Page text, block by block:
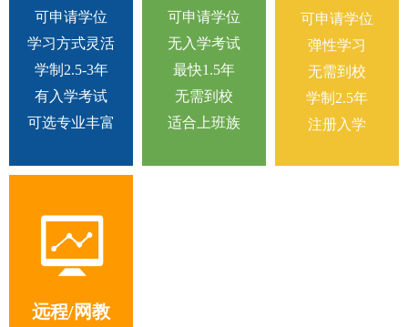
可申请学位
学习方式灵活
学制2.5-3年
有入学考试
可选专业丰富
可申请学位
无入学考试
最快1.5年
无需到校
适合上班族
可申请学位
弹性学习
无需到校
学制2.5年
注册入学
远程/网教